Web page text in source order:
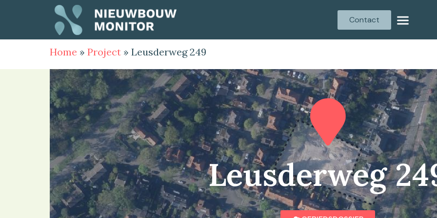
Contact
Home » Project » Leusderweg 249
Leusderweg